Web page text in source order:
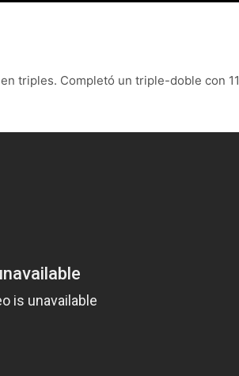
triples. Completó un triple-doble con 11